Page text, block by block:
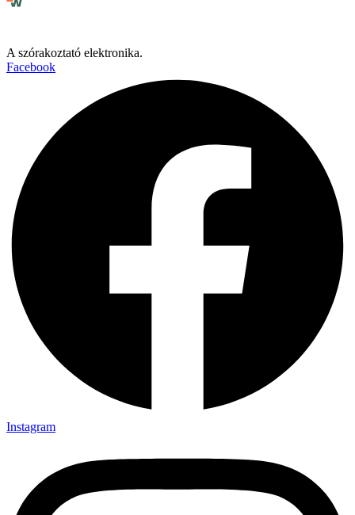
A szórakoztató elektronika.
Facebook
Instagram